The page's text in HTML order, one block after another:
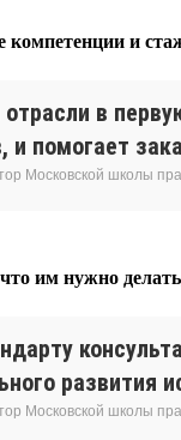
компетенции и
в
и помогает
Московской школы
им нужно
развития
Московской школы